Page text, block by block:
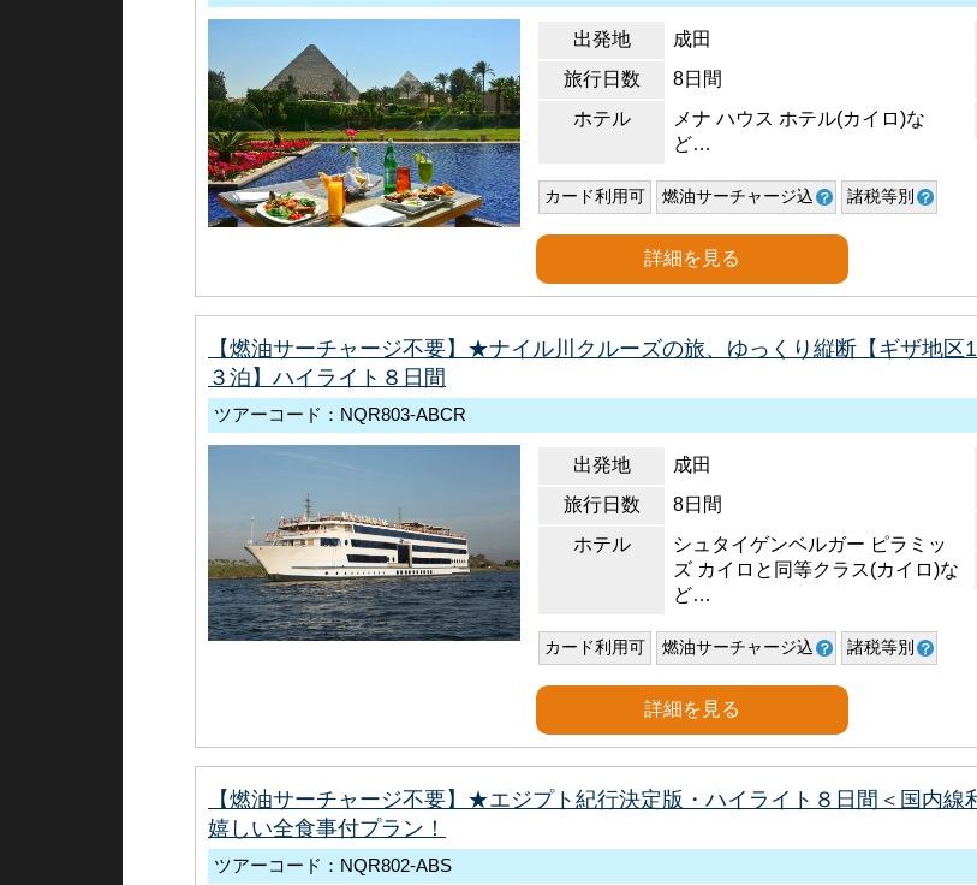
出発地
成田
旅行日数
8日間
ホテル
メナ ハウス ホテル(カイロ)な
ど…
カード利用可 燃油サーチャージ込 諸税等別
詳細を見る
【燃油サーチャージ不要】★ナイル川クルーズの旅、ゆっくり縦断【ギザ地
３泊】ハイライト８日間
ツアーコード：NQR803-ABCR
出発地
成田
旅行日数
8日間
ホテル
シュタイゲンベルガー ピラミッ
ズ カイロと同等クラス(カイロ)な
ど…
カード利用可 燃油サーチャージ込 諸税等別
詳細を見る
【燃油サーチャージ不要】★エジプト紀行決定版・ハイライト８日間＜国内
嬉しい全食事付プラン！
ツアーコード：NQR802-ABS